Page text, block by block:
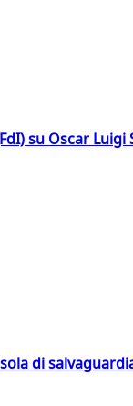
su Oscar Luigi
di